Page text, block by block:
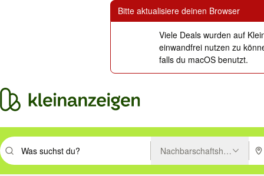
Bitte aktualisiere deinen Browser
Viele Deals wurden auf
einwandfrei nutzen zu
falls du macOS benutzt.
Suchbegriff eingeben. Eingabetaste drücken um zu suchen, oder
Nachbarschaftshilfe